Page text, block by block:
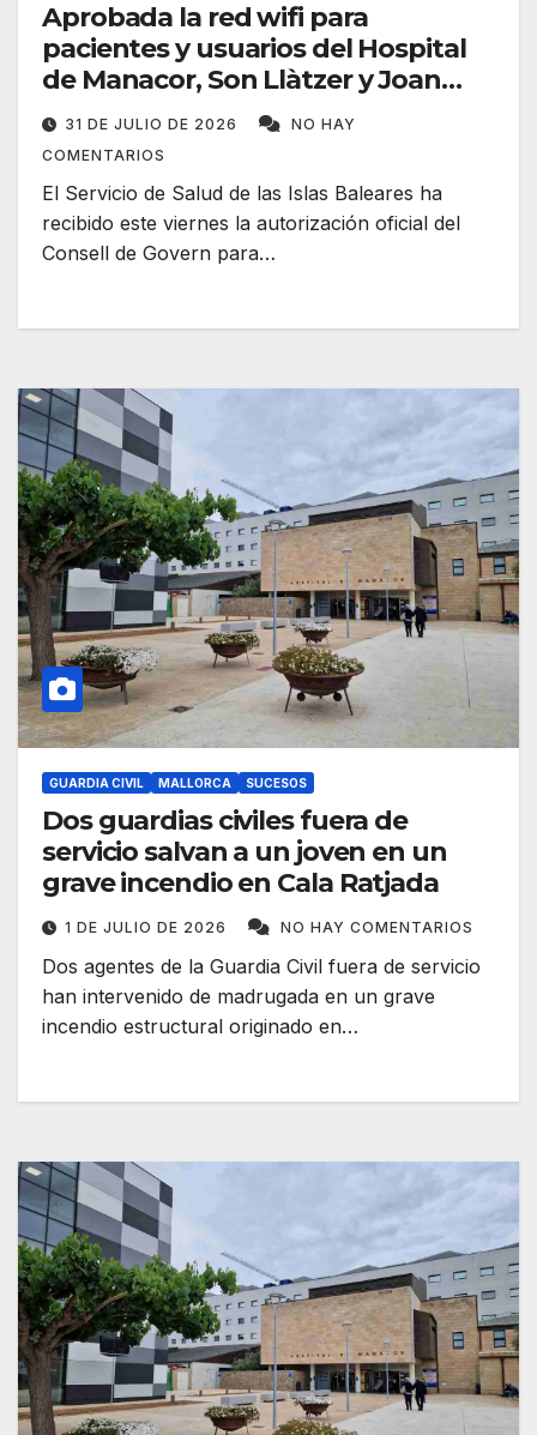
Aprobada la red wifi para
pacientes y usuarios del Hospital
de Manacor, Son Llàtzer y Joan
March
31 DE JULIO DE 2026
NO HAY
COMENTARIOS
El Servicio de Salud de las Islas Baleares ha
recibido este viernes la autorización oficial del
Consell de Govern para…
GUARDIA CIVIL MALLORCA SUCESOS
Dos guardias civiles fuera de
servicio salvan a un joven en un
grave incendio en Cala Ratjada
1 DE JULIO DE 2026 NO HAY COMENTARIOS
Dos agentes de la Guardia Civil fuera de servicio
han intervenido de madrugada en un grave
incendio estructural originado en…